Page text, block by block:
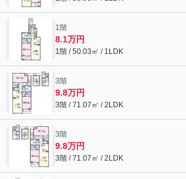
1階
8.1万円
1階 / 50.03㎡ / 1LDK
3階
9.8万円
3階 / 71.07㎡ / 2LDK
3階
9.8万円
3階 / 71.07㎡ / 2LDK